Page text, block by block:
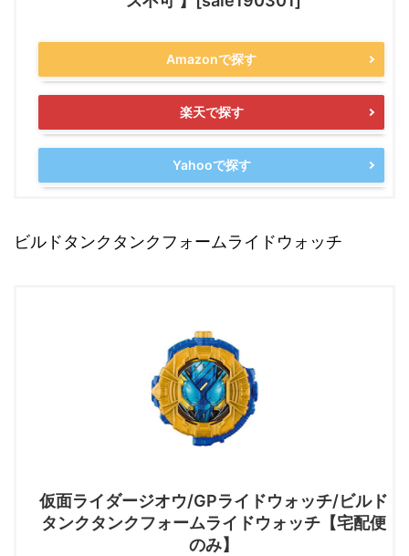
Amazonで探す
楽天で探す
Yahooで探す
ビルドタンクタンクフォームライドウォッチ
仮面ライダージオウ/GPライドウォッチ/ビルド
タンクタンクフォームライドウォッチ【宅配便
のみ】